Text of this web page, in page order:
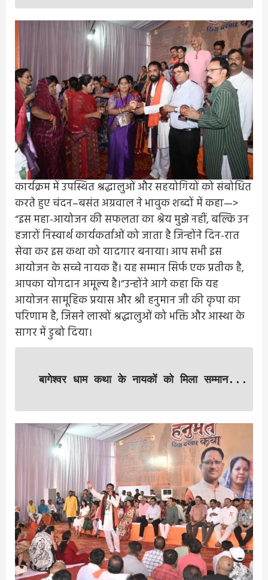
कार्यक्रम में उपस्थित श्रद्धालुओं और सहयोगियों को संबोधित
करते हुए चंदन–बसंत अग्रवाल ने भावुक शब्दों में कहा—>
“इस महा-आयोजन की सफलता का श्रेय मुझे नहीं, बल्कि उन
हजारों निस्वार्थ कार्यकर्ताओं को जाता है जिन्होंने दिन-रात
सेवा कर इस कथा को यादगार बनाया। आप सभी इस
आयोजन के सच्चे नायक हैं। यह सम्मान सिर्फ एक प्रतीक है,
आपका योगदान अमूल्य है।”उन्होंने आगे कहा कि यह
आयोजन सामूहिक प्रयास और श्री हनुमान जी की कृपा का
परिणाम है, जिसने लाखों श्रद्धालुओं को भक्ति और आस्था के
सागर में डुबो दिया।
बागेश्वर धाम कथा के नायकों को मिला सम्मान...